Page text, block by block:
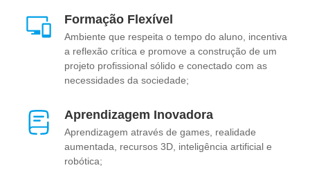
Formação Flexível
Ambiente que respeita o tempo do aluno, incentiva
a reflexão crítica e promove a construção de um
projeto profissional sólido e conectado com as
necessidades da sociedade;
Aprendizagem Inovadora
Aprendizagem através de games, realidade
aumentada, recursos 3D, inteligência artificial e
robótica;